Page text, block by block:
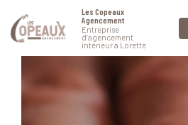
contenu
Les Copeaux
Agencement
Entreprise
d’agencement
intérieur à Lorette